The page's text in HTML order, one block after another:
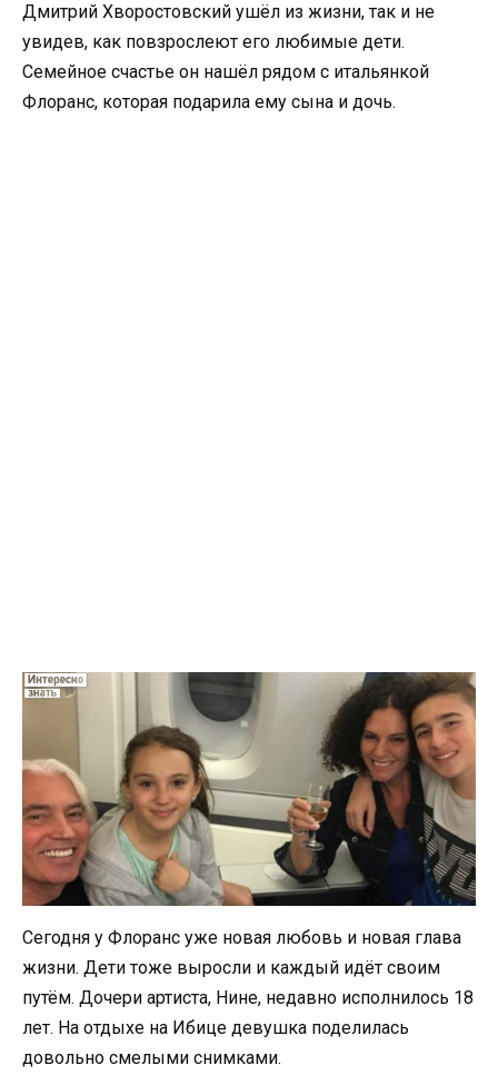
Дмитрий Хворостовский ушёл из жизни, так и не
увидев, как повзрослеют его любимые дети.
Семейное счастье он нашёл рядом с итальянкой
Флоранс, которая подарила ему сына и дочь.
Сегодня у Флоранс уже новая любовь и новая глава
жизни. Дети тоже выросли и каждый идёт своим
путём. Дочери артиста, Нине, недавно исполнилось 18
лет. На отдыхе на Ибице девушка поделилась
довольно смелыми снимками.